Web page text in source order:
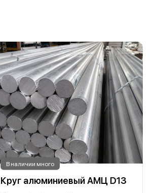
В наличии много
Круг алюминиевый АМЦ D13